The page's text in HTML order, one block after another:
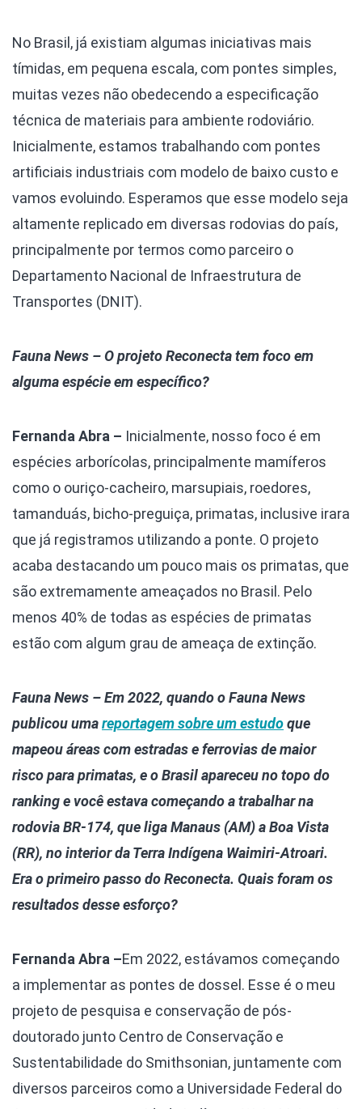
No Brasil, já existiam algumas iniciativas mais
tímidas, em pequena escala, com pontes simples,
muitas vezes não obedecendo a especificação
técnica de materiais para ambiente rodoviário.
Inicialmente, estamos trabalhando com pontes
artificiais industriais com modelo de baixo custo e
vamos evoluindo. Esperamos que esse modelo seja
altamente replicado em diversas rodovias do país,
principalmente por termos como parceiro o
Departamento Nacional de Infraestrutura de
Transportes (DNIT).
Fauna News – O projeto Reconecta tem foco em
alguma espécie em específico?
Fernanda Abra – Inicialmente, nosso foco é em
espécies arborícolas, principalmente mamíferos
como o ouriço-cacheiro, marsupiais, roedores,
tamanduás, bicho-preguiça, primatas, inclusive irara
que já registramos utilizando a ponte. O projeto
acaba destacando um pouco mais os primatas, que
são extremamente ameaçados no Brasil. Pelo
menos 40% de todas as espécies de primatas
estão com algum grau de ameaça de extinção.
Fauna News – Em 2022, quando o Fauna News
publicou umareportagem sobre um estudoque
mapeou áreas com estradas e ferrovias de maior
risco para primatas, e o Brasil apareceu no topo do
ranking e você estava começando a trabalhar na
rodovia BR-174, que liga Manaus (AM) a Boa Vista
(RR), no interior da Terra Indígena Waimiri-Atroari.
Era o primeiro passo do Reconecta. Quais foram os
resultados desse esforço?
Fernanda Abra –Em 2022, estávamos começando
a implementar as pontes de dossel. Esse é o meu
projeto de pesquisa e conservação de pós-
doutorado junto Centro de Conservação e
Sustentabilidade do Smithsonian, juntamente com
diversos parceiros como a Universidade Federal do